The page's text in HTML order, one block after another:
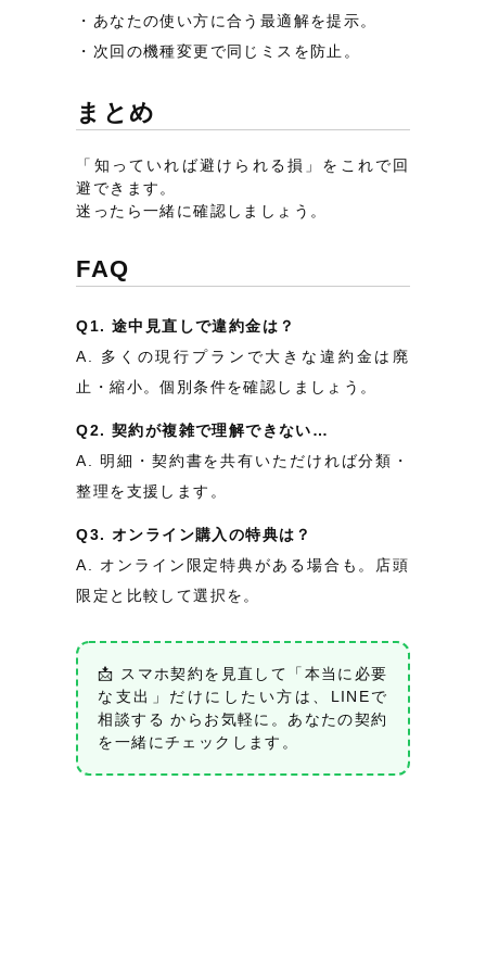
あなたの使い方に合う最適解を提示。
次回の機種変更で同じミスを防止。
まとめ
「知っていれば避けられる損」をこれで回
避できます。
迷ったら一緒に確認しましょう。
FAQ
Q1. 途中見直しで違約金は？
A. 多くの現行プランで大きな違約金は廃
止・縮小。個別条件を確認しましょう。
Q2. 契約が複雑で理解できない…
A. 明細・契約書を共有いただければ分類・
整理を支援します。
Q3. オンライン購入の特典は？
A. オンライン限定特典がある場合も。店頭
限定と比較して選択を。
📩 スマホ契約を見直して「本当に必要
な支出」だけにしたい方は、 LINEで
相談する からお気軽に。あなたの契約
を一緒にチェックします。